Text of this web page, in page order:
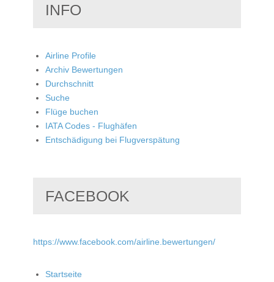
INFO
Airline Profile
Archiv Bewertungen
Durchschnitt
Suche
Flüge buchen
IATA Codes - Flughäfen
Entschädigung bei Flugverspätung
FACEBOOK
https://www.facebook.com/airline.bewertungen/
Startseite